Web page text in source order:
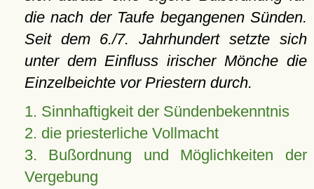
die nach der Taufe begangenen Sünden.
Seit dem 6./7. Jahrhundert setzte sich
unter dem Einfluss irischer Mönche die
Einzelbeichte vor Priestern durch.
1. Sinnhaftigkeit der Sündenbekenntnis
2. die priesterliche Vollmacht
3. Bußordnung und Möglichkeiten der
Vergebung